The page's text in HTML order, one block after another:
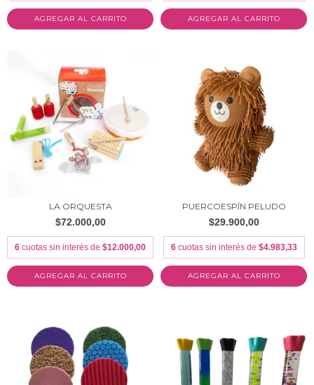
LA ORQUESTA
$72.000,00
6 cuotas sin interés de $12.000,00
PUERCOESPÍN PELUDO
$29.900,00
6 cuotas sin interés de $4.983,33